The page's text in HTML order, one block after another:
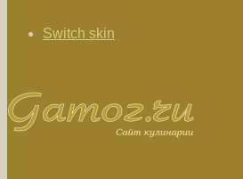
Switch skin